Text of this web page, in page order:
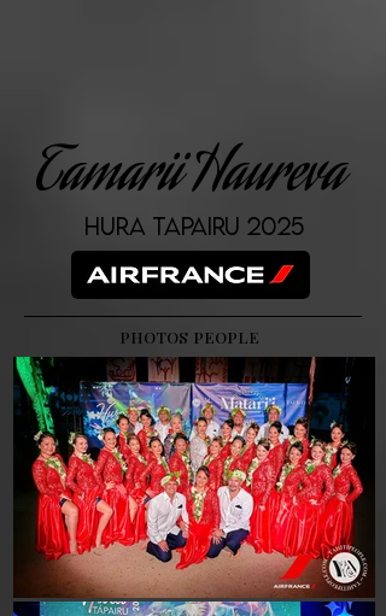
Tamarii Haureva
Hura Tapairu 2025
PHOTOS PEOPLE